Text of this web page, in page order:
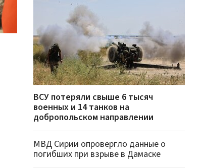
ВСУ потеряли свыше 6 тысяч
военных и 14 танков на
добропольском направлении
МВД Сирии опровергло данные о
погибших при взрыве в Дамаске